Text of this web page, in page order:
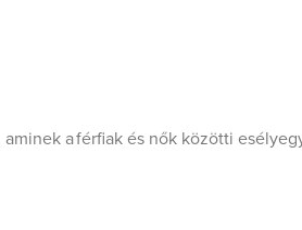
a férfiak és nők közötti